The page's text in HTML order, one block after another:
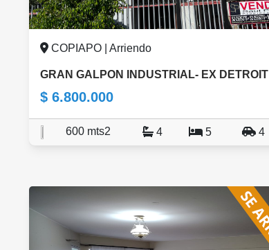
COPIAPO | Arriendo
GRAN GALPON INDUSTRIAL- EX DETROIT
$ 6.800.000
600 mts2 4 5 4